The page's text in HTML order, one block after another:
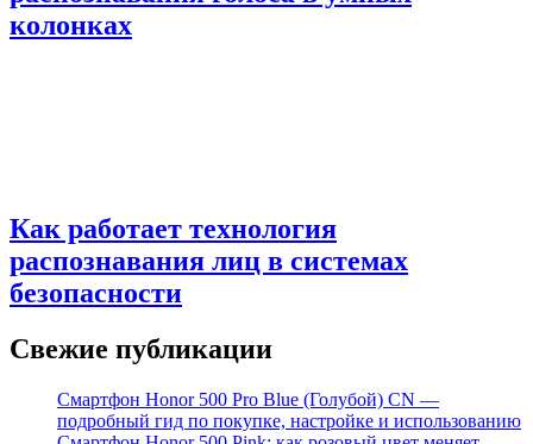
колонках
Как работает технология
распознавания лиц в системах
безопасности
Свежие публикации
Смартфон Honor 500 Pro Blue (Голубой) CN —
подробный гид по покупке, настройке и использованию